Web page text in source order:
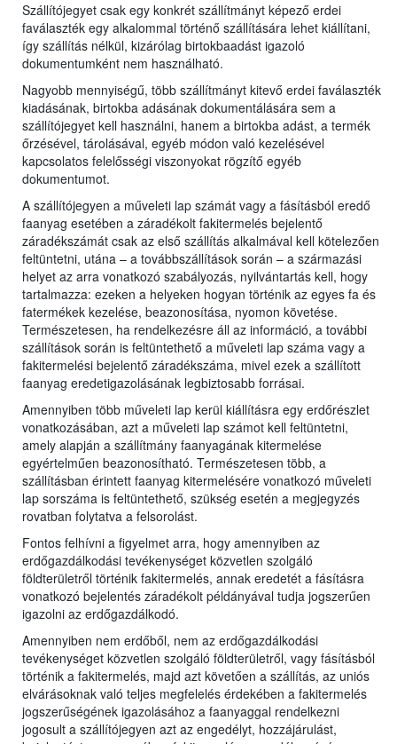
Szállítójegyet csak egy konkrét szállítmányt képező erdei
faválaszték egy alkalommal történő szállítására lehet kiállítani,
így szállítás nélkül, kizárólag birtokbaadást igazoló
dokumentumként nem használható.
Nagyobb mennyiségű, több szállítmányt kitevő erdei faválaszték
kiadásának, birtokba adásának dokumentálására sem a
szállítójegyet kell használni, hanem a birtokba adást, a termék
őrzésével, tárolásával, egyéb módon való kezelésével
kapcsolatos felelősségi viszonyokat rögzítő egyéb
dokumentumot.
A szállítójegyen a műveleti lap számát vagy a fásításból eredő
faanyag esetében a záradékolt fakitermelés bejelentő
záradékszámát csak az első szállítás alkalmával kell kötelezően
feltüntetni, utána – a továbbszállítások során – a származási
helyet az arra vonatkozó szabályozás, nyilvántartás kell, hogy
tartalmazza: ezeken a helyeken hogyan történik az egyes fa és
fatermékek kezelése, beazonosítása, nyomon követése.
Természetesen, ha rendelkezésre áll az információ, a további
szállítások során is feltüntethető a műveleti lap száma vagy a
fakitermelési bejelentő záradékszáma, mivel ezek a szállított
faanyag eredetigazolásának legbiztosabb forrásai.
Amennyiben több műveleti lap kerül kiállításra egy erdőrészlet
vonatkozásában, azt a műveleti lap számot kell feltüntetni,
amely alapján a szállítmány faanyagának kitermelése
egyértelműen beazonosítható. Természetesen több, a
szállításban érintett faanyag kitermelésére vonatkozó műveleti
lap sorszáma is feltüntethető, szükség esetén a megjegyzés
rovatban folytatva a felsorolást.
Fontos felhívni a figyelmet arra, hogy amennyiben az
erdőgazdálkodási tevékenységet közvetlen szolgáló
földterületről történik fakitermelés, annak eredetét a fásításra
vonatkozó bejelentés záradékolt példányával tudja jogszerűen
igazolni az erdőgazdálkodó.
Amennyiben nem erdőből, nem az erdőgazdálkodási
tevékenységet közvetlen szolgáló földterületről, vagy fásításból
történik a fakitermelés, majd azt követően a szállítás, az uniós
elvárásoknak való teljes megfelelés érdekében a fakitermelés
jogszerűségének igazolásához a faanyaggal rendelkezni
jogosult a szállítójegyen azt az engedélyt, hozzájárulást,